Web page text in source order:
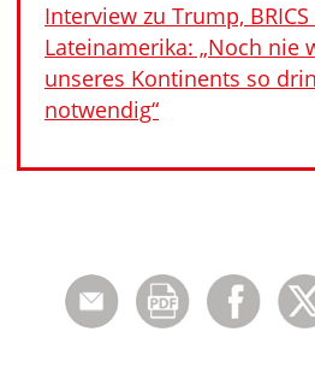
Interview zu Trump,
Lateinamerika: „Noch nie
unseres Kontinents so
notwendig“